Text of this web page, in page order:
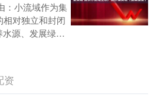
：小流域作为集
对独立和封闭
源、发展绿色
能。然而，目
资